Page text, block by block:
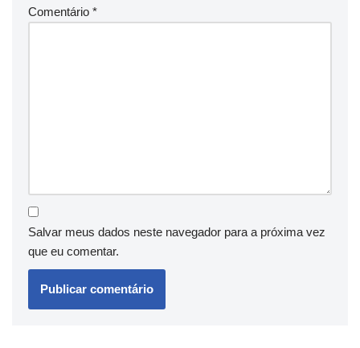
Comentário *
Salvar meus dados neste navegador para a próxima vez
que eu comentar.